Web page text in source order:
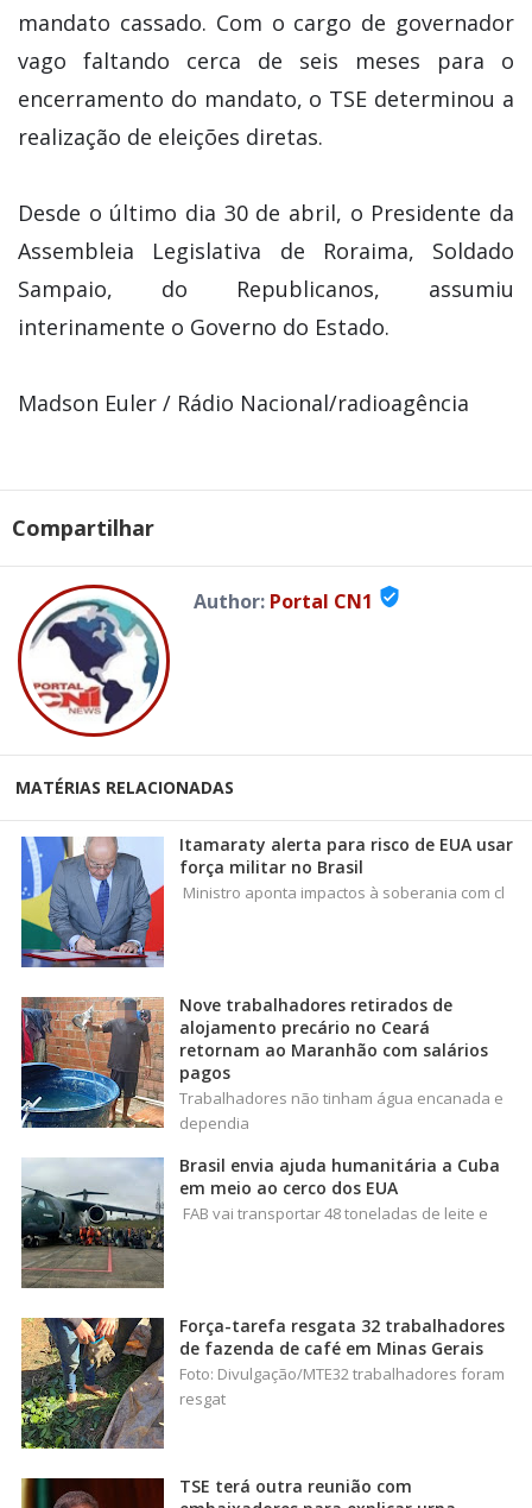
mandato cassado. Com o cargo de governador
vago faltando cerca de seis meses para o
encerramento do mandato, o TSE determinou a
realização de eleições diretas.
Desde o último dia 30 de abril, o Presidente da
Assembleia Legislativa de Roraima, Soldado
Sampaio, do Republicanos, assumiu
interinamente o Governo do Estado.
Madson Euler / Rádio Nacional/radioagência
Compartilhar
Author: Portal CN1 verified_user
MATÉRIAS RELACIONADAS
Itamaraty alerta para risco de EUA usar
força militar no Brasil
Ministro aponta impactos à soberania com cl
Nove trabalhadores retirados de
alojamento precário no Ceará
retornam ao Maranhão com salários
pagos
Trabalhadores não tinham água encanada e
dependia
Brasil envia ajuda humanitária a Cuba
em meio ao cerco dos EUA
FAB vai transportar 48 toneladas de leite e
Força-tarefa resgata 32 trabalhadores
de fazenda de café em Minas Gerais
Foto: Divulgação/MTE32 trabalhadores foram
resgat
TSE terá outra reunião com